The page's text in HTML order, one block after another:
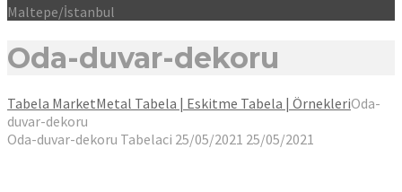
Maltepe/İstanbul
Oda-duvar-dekoru
Tabela MarketMetal Tabela | Eskitme Tabela | ÖrnekleriOda-
duvar-dekoru
Oda-duvar-dekoru Tabelaci 25/05/2021 25/05/2021